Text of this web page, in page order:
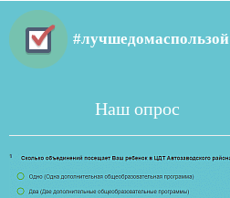
#лучшедомаспользой
Наш опрос